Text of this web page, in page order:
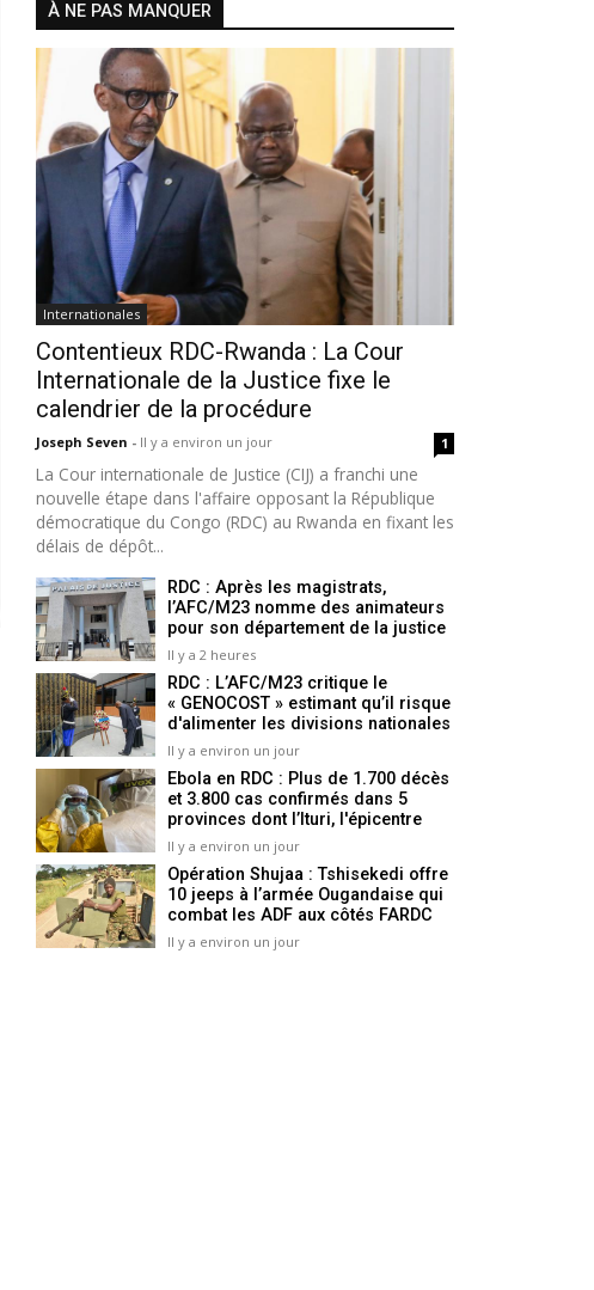
À NE PAS MANQUER
Internationales
Contentieux RDC-Rwanda : La Cour
Internationale de la Justice fixe le
calendrier de la procédure
Joseph Seven - Il y a environ un jour 1
La Cour internationale de Justice (CIJ) a franchi une
nouvelle étape dans l'affaire opposant la République
démocratique du Congo (RDC) au Rwanda en fixant les
délais de dépôt...
RDC : Après les magistrats,
l’AFC/M23 nomme des animateurs
pour son département de la justice
Il y a 2 heures
RDC : L’AFC/M23 critique le
« GENOCOST » estimant qu’il risque
d'alimenter les divisions nationales
Il y a environ un jour
Ebola en RDC : Plus de 1.700 décès
et 3.800 cas confirmés dans 5
provinces dont l’Ituri, l'épicentre
Il y a environ un jour
Opération Shujaa : Tshisekedi offre
10 jeeps à l’armée Ougandaise qui
combat les ADF aux côtés FARDC
Il y a environ un jour